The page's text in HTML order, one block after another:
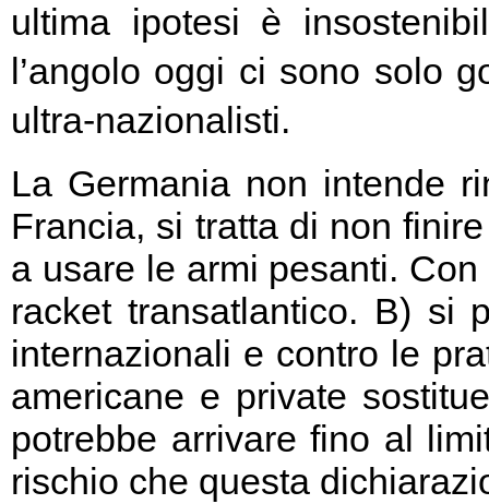
ultima ipotesi è
l’angolo oggi ci sono solo
ultra-nazionalisti.
La Germania non intende
Francia, si tratta di non
a usare le armi pesanti.
racket transatlantico. B) si
internazionali e contro le
americane e private
potrebbe arrivare fino al
rischio che questa